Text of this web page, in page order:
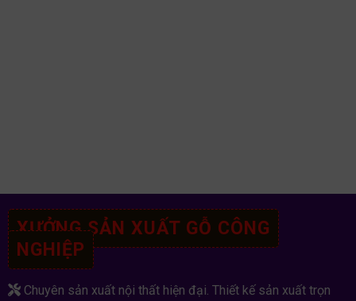
XƯỞNG SẢN XUẤT GỖ CÔNG
NGHIỆP
Chuyên sản xuất nội thất hiện đại. Thiết kế sản xuất trọn